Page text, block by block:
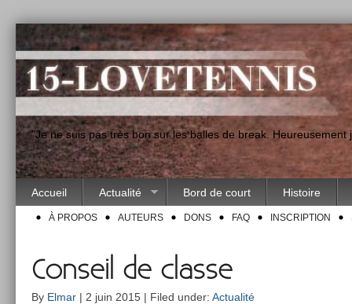
"Je ne suis pas très bon sur les balles de break.
Accueil Actualité Bord de court Histoire
À PROPOS AUTEURS DONS FAQ INSCRIPTION
Conseil de classe
By Elmar | 2 juin 2015 | Filed under: Actualité